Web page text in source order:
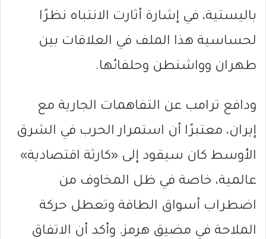
باليستية، في إشارة أثارت الانتباه نظرًا
لحساسية هذا الملف في العلاقات بين
طهران وواشنطن وحلفائها.
ودافع ترامب عن التفاهمات الجارية مع
إيران، معتبرًا أن استمرار الحرب في الشرق
الأوسط كان سيقود إلى «كارثة اقتصادية»
عالمية، خاصة في ظل المخاوف من
اضطراب أسواق الطاقة وتعطل حركة
الملاحة في مضيق هرمز. وأكد أن الاتفاق